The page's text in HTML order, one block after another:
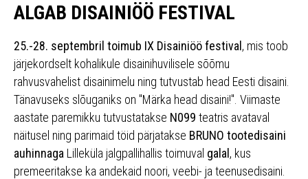
ALGAB DISAINIÖÖ FESTIVAL
25.-28. septembril toimub IX Disainiöö festival , mis toob
järjekordselt kohalikule disainihuvilisele sõõmu
rahvusvahelist disainimelu ning tutvustab head Eesti disaini.
Tänavuseks slõuganiks on "Märka head disaini!". Viimaste
aastate paremikku tutvustatakse N099 teatris avataval
näitusel ning parimaid töid pärjatakse BRUNO tootedisaini
auhinnaga Lilleküla jalgpallihallis toimuval galal , kus
premeeritakse ka andekaid noori, veebi- ja teenusedisaini.